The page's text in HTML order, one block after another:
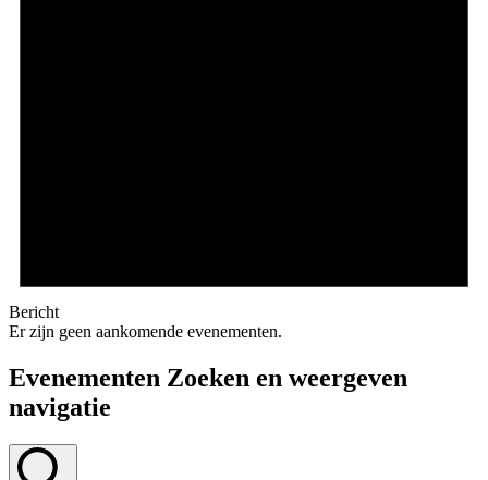
Bericht
Er zijn geen aankomende evenementen.
Evenementen Zoeken en weergeven
navigatie